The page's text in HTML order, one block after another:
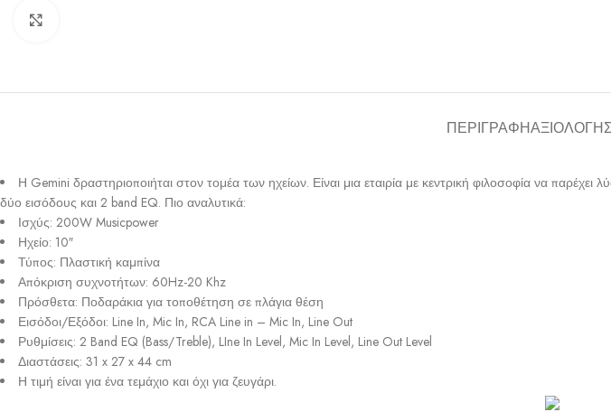
ΠΕΡΙΓΡΑΦΉ
Η Gemini δραστηριοποιήται στον τομέα των ηχείων. Είναι μια εταιρία με κεντρική φιλοσοφία να παρέχει
δύο εισόδους και 2 band EQ. Πιο αναλυτικά:
Ισχύς: 200W Musicpower
Ηχείο: 10″
Τύπος: Πλαστική καμπίνα
Απόκριση συχνοτήτων: 60Hz-20 Khz
Πρόσθετα: Ποδαράκια για τοποθέτηση σε πλάγια θέση
Εισόδοι/Εξόδοι: Line In, Mic In, RCA Line in – Mic In, Line Out
Ρυθμίσεις: 2 Band EQ (Bass/Treble), LIne In Level, Mic In Level, Line Out Level
Διαστάσεις: 31 x 27 x 44 cm
Η τιμή είναι για ένα τεμάχιο και όχι για ζευγάρι.